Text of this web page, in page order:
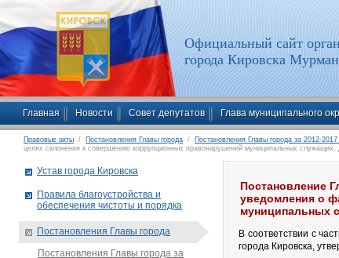
Официальный сайт
города Кировска
Главная Новости Совет депутатов Глава муниципального
Правовые акты / Постановления Главы города / Постановления Главы города за 2012-2017
целях склонения к совершению коррупционных правонарушений муниципальных служащих,
Постановление
уведомления о
муниципальных
В соответствии с
города Кировска,
Устав города Кировска
Правила благоустройства и
обеспечения чистоты и порядка
Постановления Главы города
Постановления Главы города за